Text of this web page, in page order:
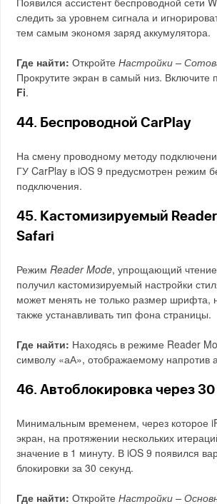
следить за уровнем сигнала и
тем самым экономя заряд аккумулятора.
Где найти: ОткройтеНастройки –
Прокрутите экран в самый низ. Включите
Fi.
44. Беспроводной CarPlay
На смену проводному методу
ГУ CarPlay в iOS 9 предусмотрен режим
подключения.
45. Кастомизируемый Reader
Safari
РежимReader Mode, упрощающий
получил кастомизируемый настройки
может менять не только размер шрифта,
также устанавливать тип фона страницы.
Где найти: Находясь в режиме Reader
символу «аА», отображаемому напротив
46. Автоблокировка через 30
Минимальным временем, через которое
экран, на протяжении нескольких
значение в 1 минуту. В iOS 9 появился
блокировки за 30 секунд.
Где найти: ОткройтеНастройки –